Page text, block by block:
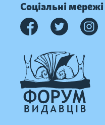
Соціальні мережі